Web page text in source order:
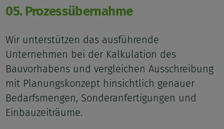
05. Prozessübernahme
Wir unterstützen das ausführende
Unternehmen bei der Kalkulation des
Bauvorhabens und vergleichen Ausschreibung
mit Planungskonzept hinsichtlich genauer
Bedarfsmengen, Sonderanfertigungen und
Einbauzeiträume.